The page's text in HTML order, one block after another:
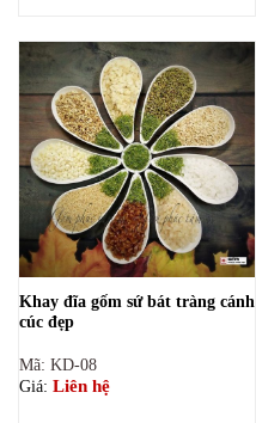
Khay đĩa gốm sứ bát tràng cánh
cúc đẹp
Mã: KD-08
Giá: Liên hệ